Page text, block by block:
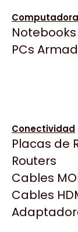
Notebooks
PCs
Conectividad
Placas de
Routers
Cables
Cables
BenQ
CX
Cooler
Deepcool
Dell
EVGA
Gamemax
Genesis
Genius
Todas las
Click
Compufan
Dinobyte
Full H4rd
Gaming
Gezatek
$31.401
Ver
Insumos